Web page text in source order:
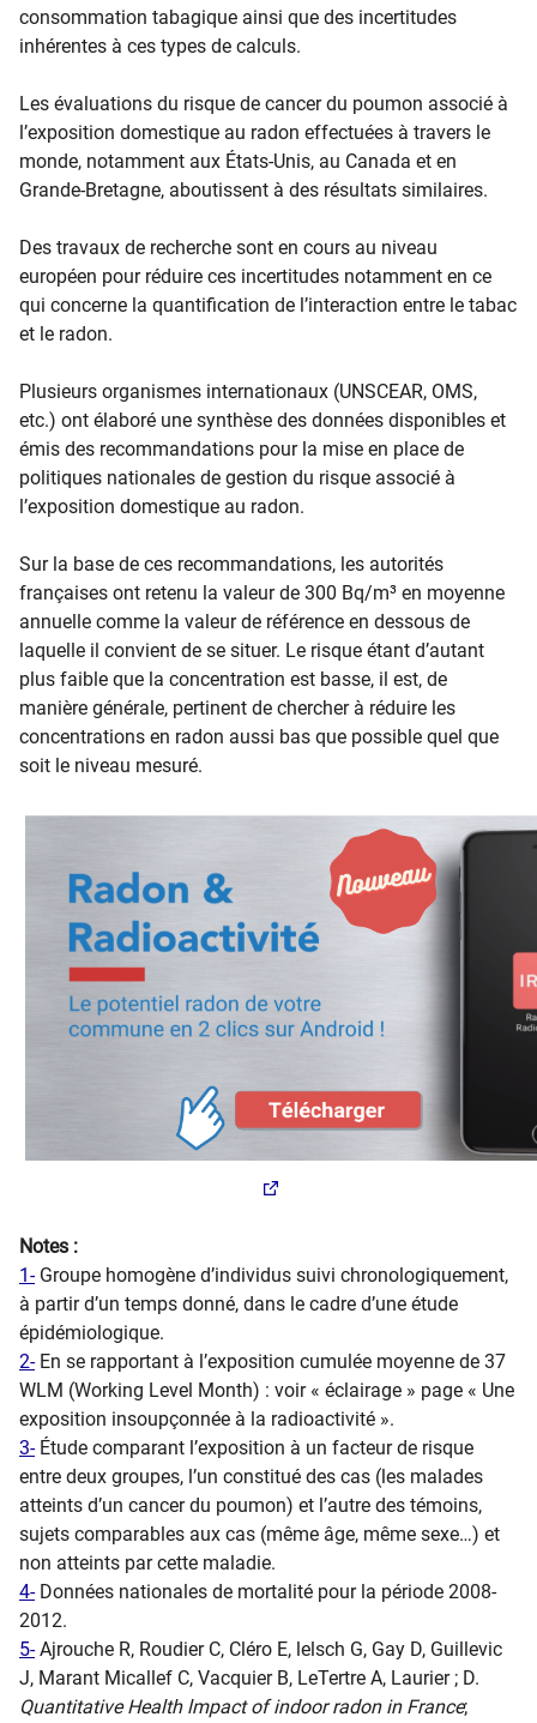
consommation tabagique ainsi que des incertitudes
inhérentes à ces types de calculs.
Les évaluations du risque de cancer du poumon associé à
l’exposition domestique au radon effectuées à travers le
monde, notamment aux États-Unis, au Canada et en
Grande-Bretagne, aboutissent à des résultats similaires.
Des travaux de recherche sont en cours au niveau
européen pour réduire ces incertitudes notamment en ce
qui concerne la quantification de l’interaction entre le tabac
et le radon.
Plusieurs organismes internationaux (UNSCEAR, OMS,
etc.) ont élaboré une synthèse des données disponibles et
émis des recommandations pour la mise en place de
politiques nationales de gestion du risque associé à
l’exposition domestique au radon.
Sur la base de ces recommandations, les autorités
françaises ont retenu la valeur de 300 Bq/m³ en moyenne
annuelle comme la valeur de référence en dessous de
laquelle il convient de se situer. Le risque étant d’autant
plus faible que la concentration est basse, il est, de
manière générale, pertinent de chercher à réduire les
concentrations en radon aussi bas que possible quel que
soit le niveau mesuré.
Notes :
1-Groupe homogène d’individus suivi chronologiquement,
à partir d’un temps donné, dans le cadre d’une étude
épidémiologique.
2-En se rapportant à l’exposition cumulée moyenne de 37
WLM (Working Level Month) : voir « éclairage » page « Une
exposition insoupçonnée à la radioactivité ».
3-Étude comparant l’exposition à un facteur de risque
entre deux groupes, l’un constitué des cas (les malades
atteints d’un cancer du poumon) et l’autre des témoins,
sujets comparables aux cas (même âge, même sexe…) et
non atteints par cette maladie.
4-Données nationales de mortalité pour la période 2008-
2012.
5-Ajrouche R, Roudier C, Cléro E, lelsch G, Gay D, Guillevic
J, Marant Micallef C, Vacquier B, LeTertre A, Laurier ; D.
Quantitative Health lmpact of indoor radon in France;